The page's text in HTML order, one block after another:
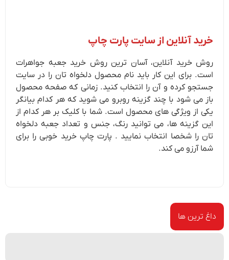
خرید آنلاین از سایت پارت چاپ
روش خرید آنلاین، آسان ترین روش خرید جعبه جواهرات
است. برای این کار باید نام محصول دلخواه تان را در سایت
جستجو کرده و آن را انتخاب کنید. زمانی که صفحه محصول
باز می شود با چند گزینه روبرو می شوید که هر کدام بیانگر
یکی از ویژگی های محصول است. شما با کلیک بر هر کدام از
این گزینه ها، می توانید رنگ، جنس و تعداد جعبه دلخواه
تان را شخصا انتخاب نمایید . پارت چاپ خرید خوبی را برای
شما آرزو می کند.
داغ ترین ها